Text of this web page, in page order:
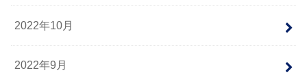
2022年10月
2022年9月